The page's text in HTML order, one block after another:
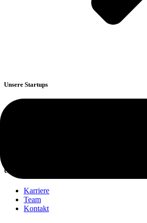
Unsere Startups
Über uns
Karriere
Team
Kontakt